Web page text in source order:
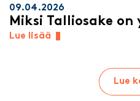
09.04.2026
Miksi Talliosake
Lue lisää
Lue